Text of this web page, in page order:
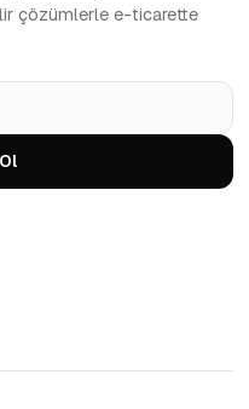
çözümlerle e-ticarette